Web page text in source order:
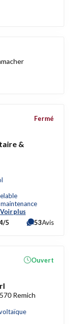
&
Voir plus
Fermé
5 53Avis
Remich
Ouvert